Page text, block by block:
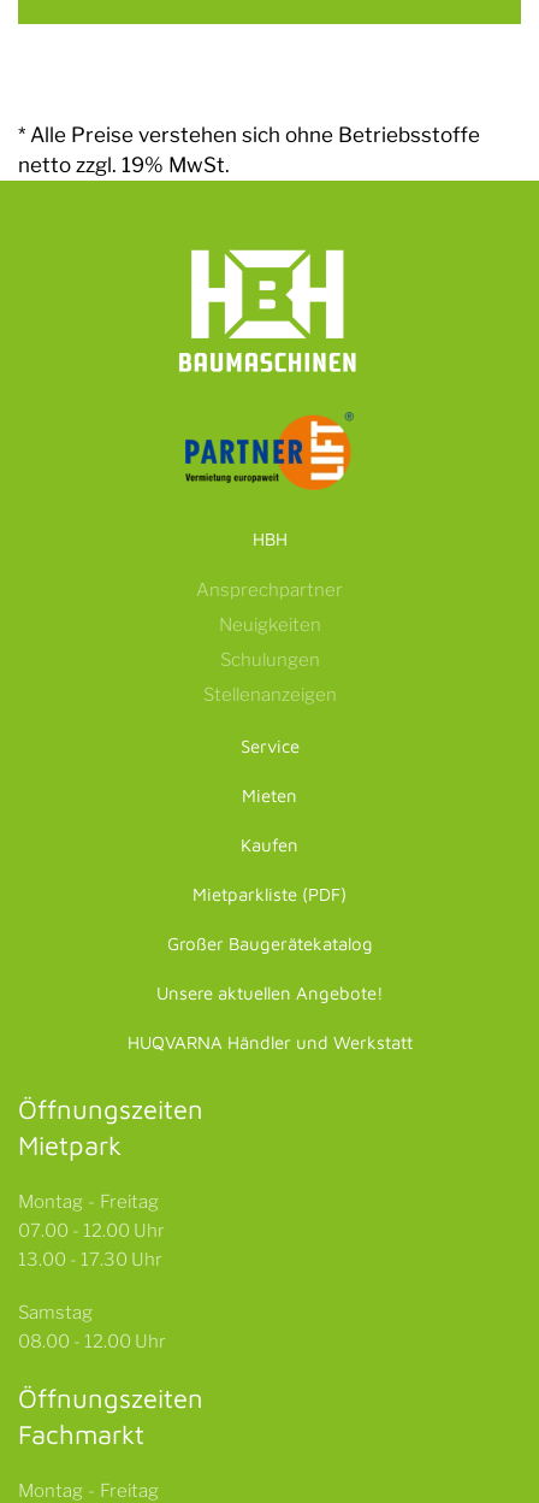
* Alle Preise verstehen sich ohne Betriebsstoffe
netto zzgl. 19% MwSt.
HBH
Ansprechpartner
Neuigkeiten
Schulungen
Stellenanzeigen
Service
Mieten
Kaufen
Mietparkliste (PDF)
Großer Baugerätekatalog
Unsere aktuellen Angebote!
HUQVARNA Händler und Werkstatt
Öffnungszeiten
Mietpark
Montag - Freitag
07.00 - 12.00 Uhr
13.00 - 17.30 Uhr
Samstag
08.00 - 12.00 Uhr
Öffnungszeiten
Fachmarkt
Montag - Freitag